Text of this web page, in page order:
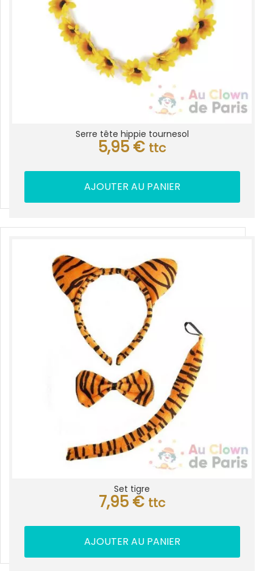
Serre tête hippie tournesol
5,95 € ttc
AJOUTER AU PANIER
Set tigre
7,95 € ttc
AJOUTER AU PANIER